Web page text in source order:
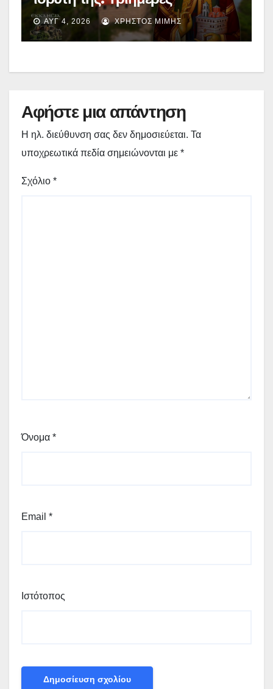
λατρευτικές εκδηλώσεις
παρουσία εκπροσώπου του
Οικουμενικού Πατριάρχη
ΑΥΓ 4, 2026 ΧΡΉΣΤΟΣ ΜΊΜΗΣ
Αφήστε μια απάντηση
Η ηλ. διεύθυνση σας δεν δημοσιεύεται. Τα
υποχρεωτικά πεδία σημειώνονται με *
Σχόλιο *
Όνομα *
Email *
Ιστότοπος